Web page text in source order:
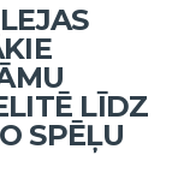
LĪDZ
SPĒĻU